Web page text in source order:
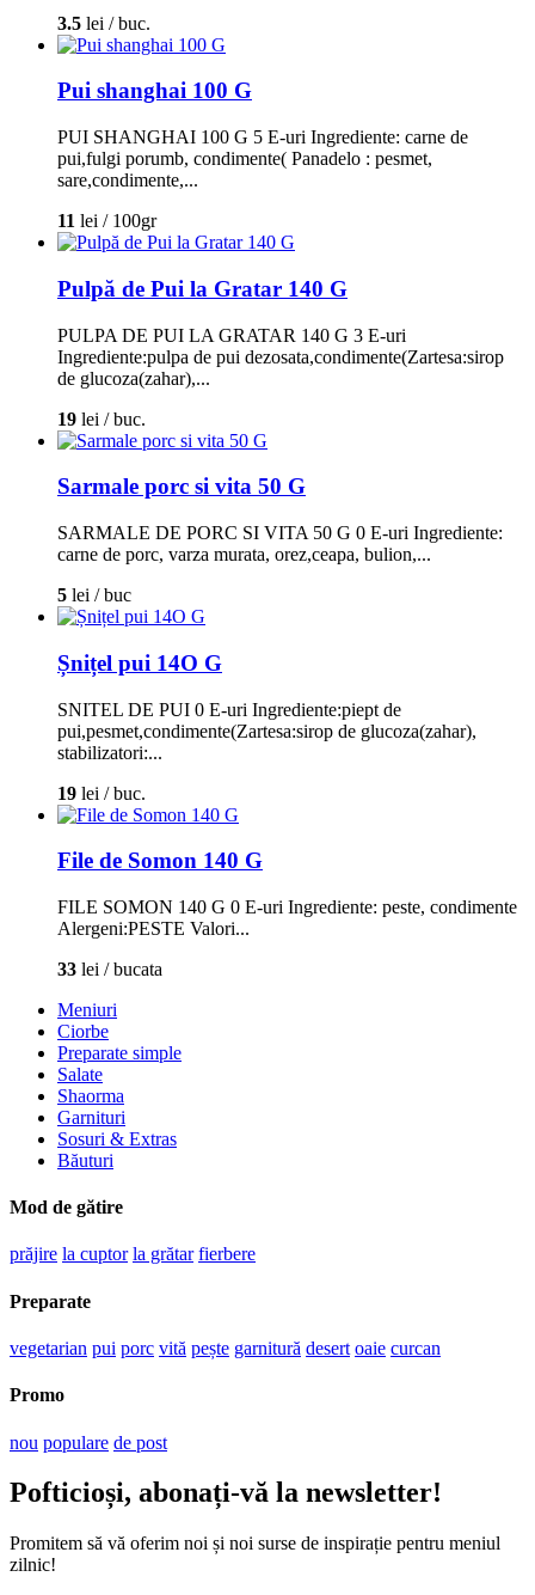
3.5 lei / buc.
Pui shanghai 100 G
PUI SHANGHAI 100 G 5 E-uri Ingrediente: carne de
pui,fulgi porumb, condimente( Panadelo : pesmet,
sare,condimente,...
11 lei / 100gr
Pulpă de Pui la Gratar 140 G
PULPA DE PUI LA GRATAR 140 G 3 E-uri
Ingrediente:pulpa de pui dezosata,condimente(Zartesa:sirop
de glucoza(zahar),...
19 lei / buc.
Sarmale porc si vita 50 G
SARMALE DE PORC SI VITA 50 G 0 E-uri Ingrediente:
carne de porc, varza murata, orez,ceapa, bulion,...
5 lei / buc
Șnițel pui 14O G
SNITEL DE PUI 0 E-uri Ingrediente:piept de
pui,pesmet,condimente(Zartesa:sirop de glucoza(zahar),
stabilizatori:...
19 lei / buc.
File de Somon 140 G
FILE SOMON 140 G 0 E-uri Ingrediente: peste, condimente
Alergeni:PESTE Valori...
33 lei / bucata
Meniuri
Ciorbe
Preparate simple
Salate
Shaorma
Garnituri
Sosuri & Extras
Băuturi
Mod de gătire
prăjire la cuptor la grătar fierbere
Preparate
vegetarian pui porc vită pește garnitură desert oaie curcan
Promo
nou populare de post
Pofticioși, abonați-vă la newsletter!
Promitem să vă oferim noi și noi surse de inspirație pentru meniul
zilnic!